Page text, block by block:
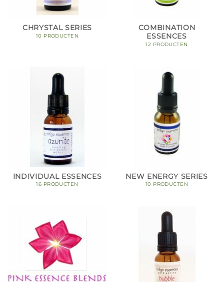
CHRYSTAL SERIES
10 PRODUCTEN
COMBINATION
ESSENCES
12 PRODUCTEN
INDIVIDUAL ESSENCES
16 PRODUCTEN
NEW ENERGY SERIES
10 PRODUCTEN